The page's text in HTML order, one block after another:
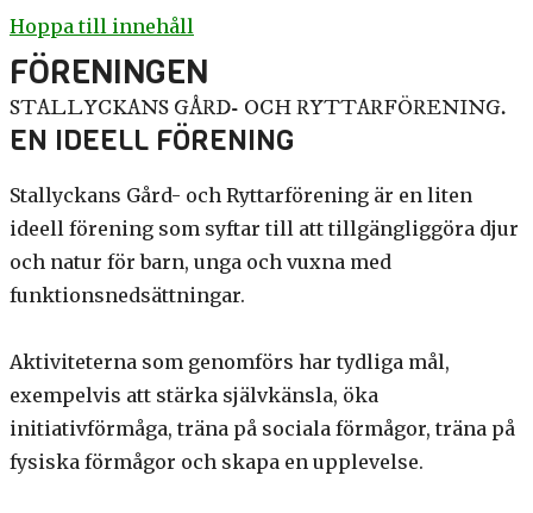
Hoppa till innehåll
FÖRENINGEN
STALLYCKANS GÅRD- OCH RYTTARFÖRENING.
EN IDEELL FÖRENING
Stallyckans Gård- och Ryttarförening är en liten
ideell förening som syftar till att tillgängliggöra djur
och natur för barn, unga och vuxna med
funktionsnedsättningar.
Aktiviteterna som genomförs har tydliga mål,
exempelvis att stärka självkänsla, öka
initiativförmåga, träna på sociala förmågor, träna på
fysiska förmågor och skapa en upplevelse.